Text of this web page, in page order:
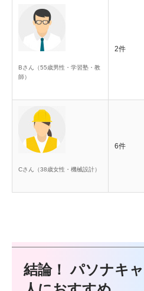
Bさん（55歳男性・学習塾・教
師）
2件
Cさん（38歳女性・機械設計）
6件
結論！ パソナキ